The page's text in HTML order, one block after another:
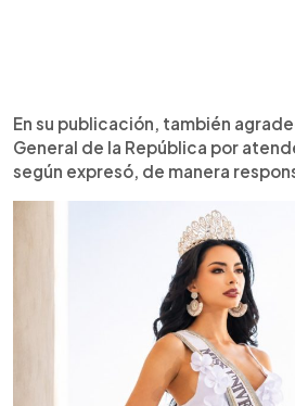
En su publicación, también
General de la República por
según expresó, de manera